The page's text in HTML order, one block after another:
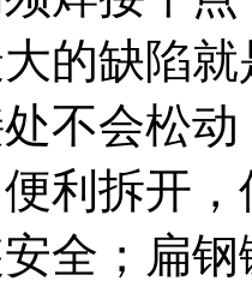
的缺陷
不会松
利拆开
全；扁